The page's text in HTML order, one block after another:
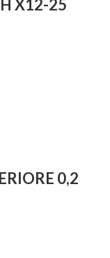
X12-25
0,2